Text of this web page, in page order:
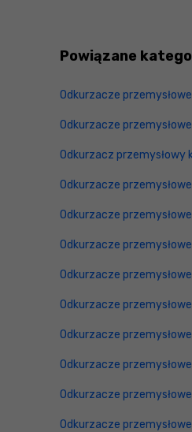
Powiązane
Odkurzacze
Odkurzacze
Odkurzacz przemysłowy
Odkurzacze przemysłowe
Odkurzacze
Odkurzacze
Odkurzacze
Odkurzacze
Odkurzacze
Odkurzacze
Odkurzacze
Odkurzacze